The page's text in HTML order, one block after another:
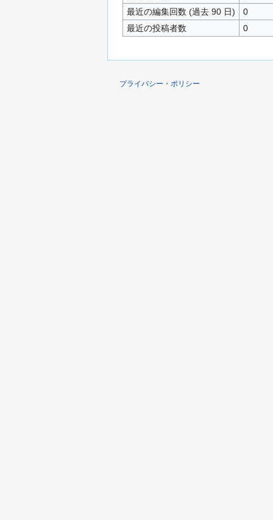
最近の編集回数 (過去 90 日)
0
最近の投稿者数
0
プライバシー・ポリシー